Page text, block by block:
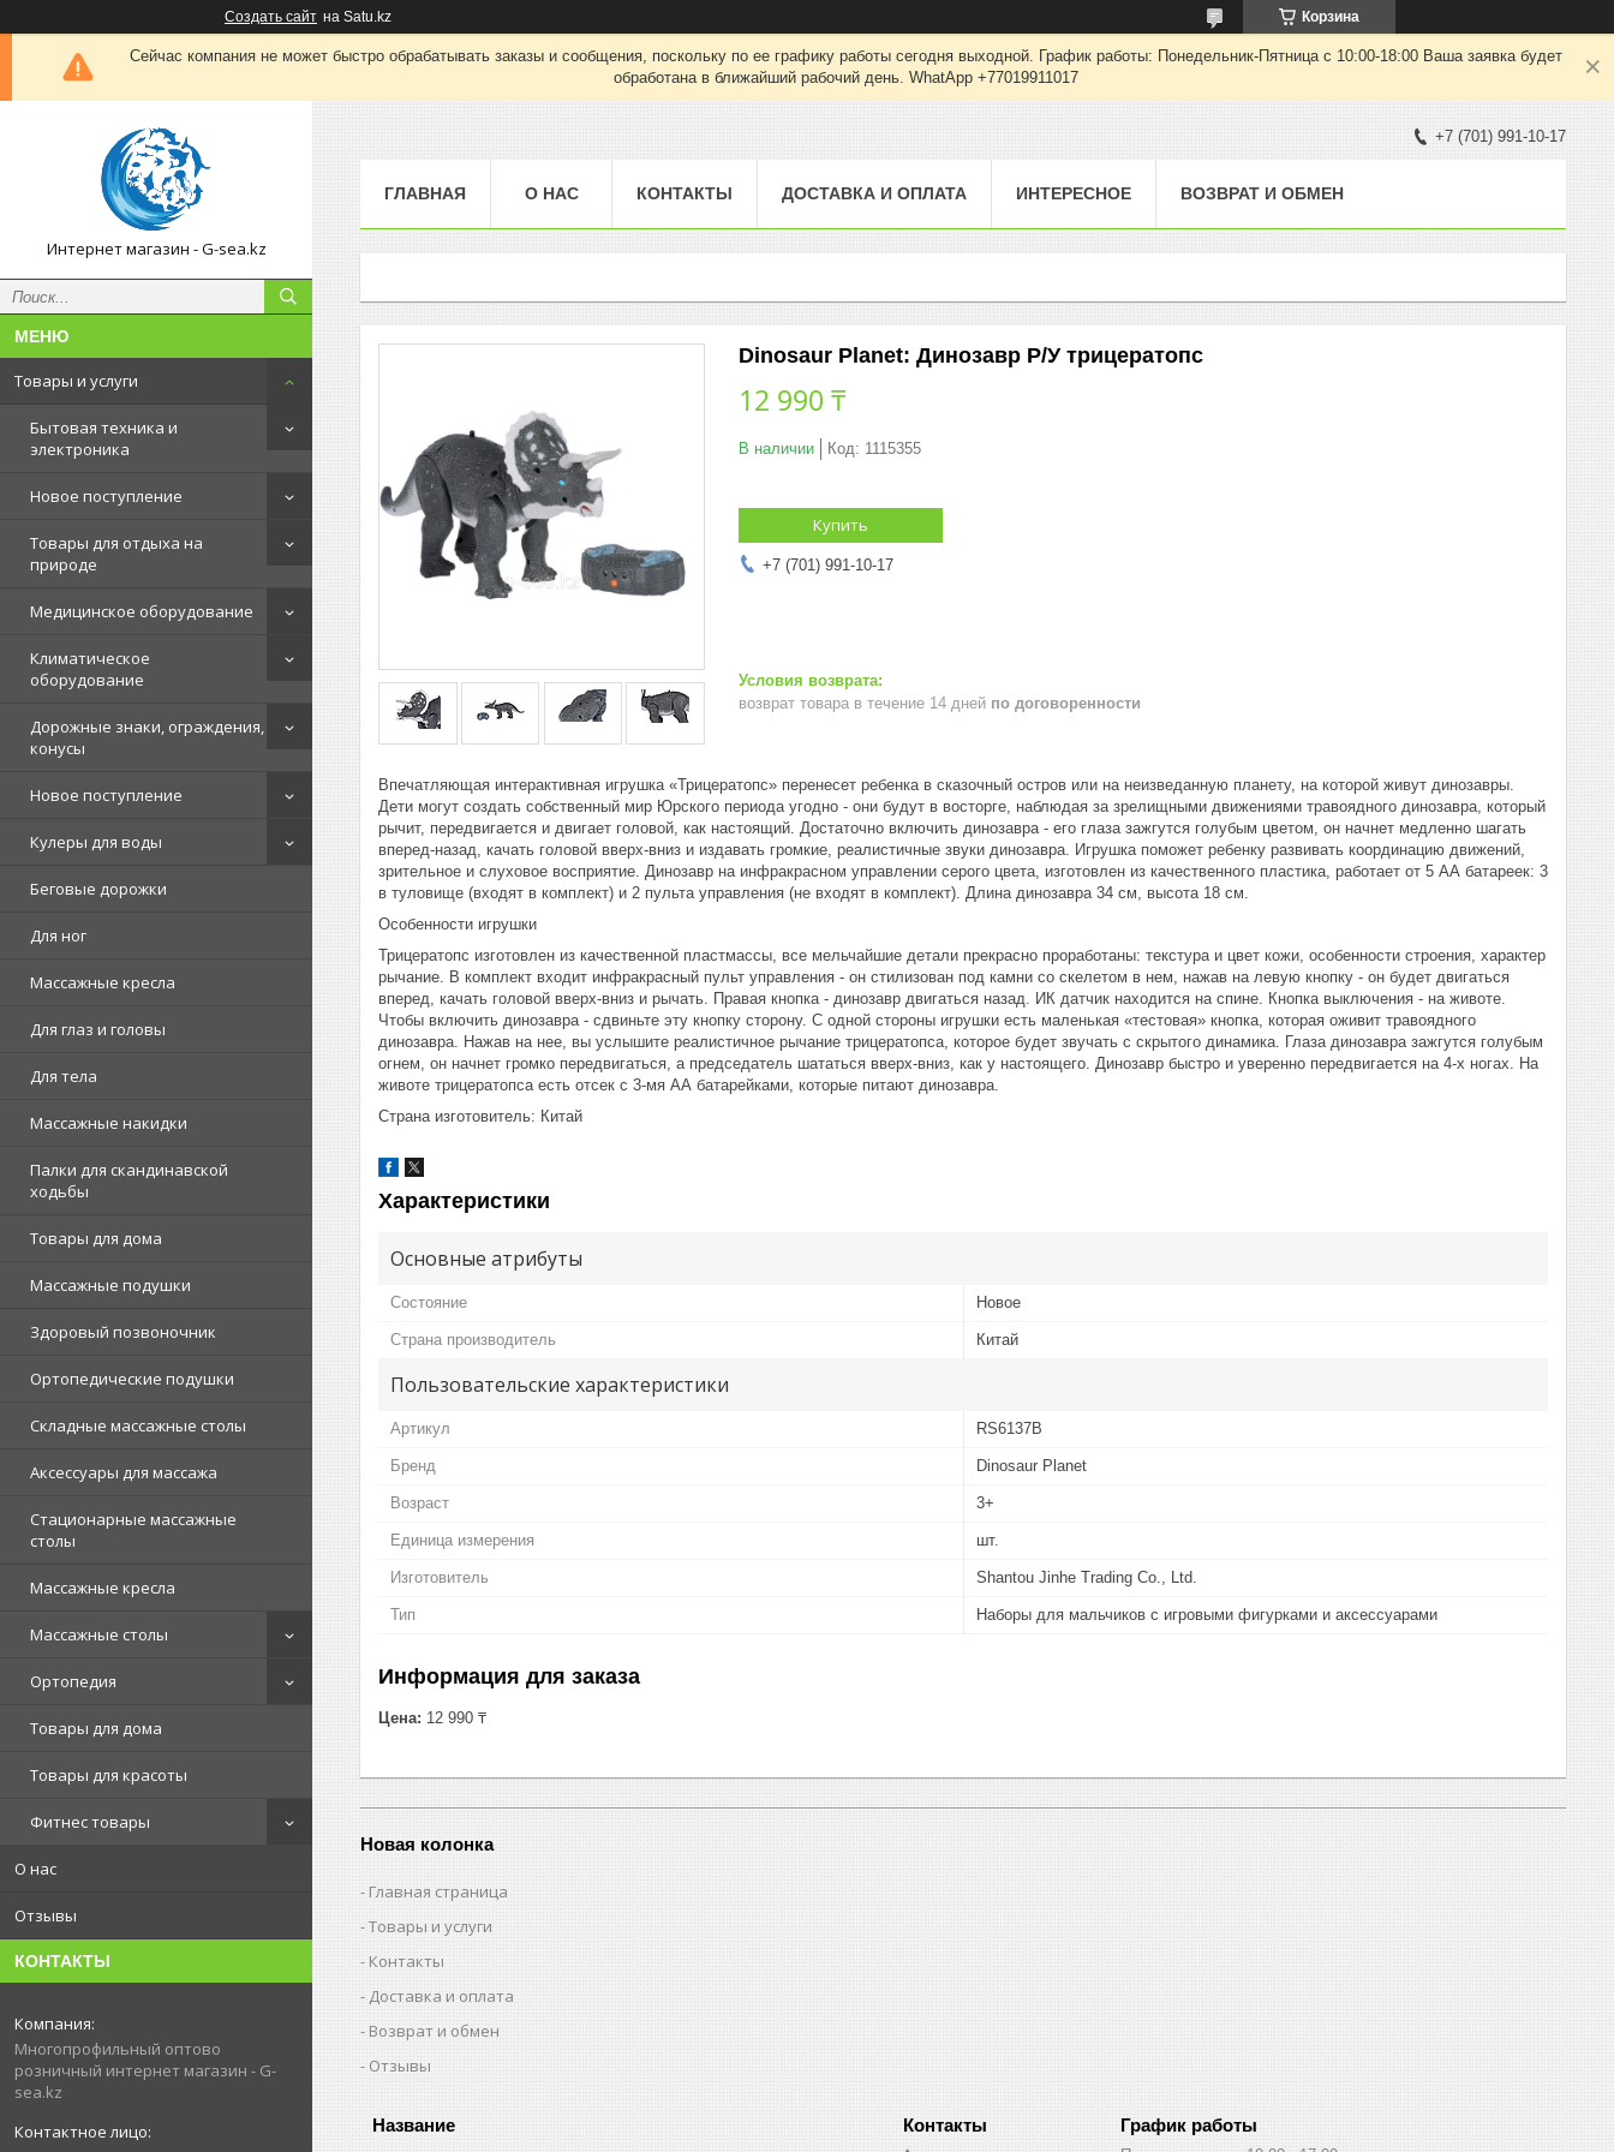
Создать сайт на Satu.kz Корзина
Сейчас компания не может быстро обрабатывать заказы и сообщения, поскольку по ее графику работы сегодня выходной. График работы: Понедельник-Пятница с 10:00-18:00 Ваша заявка будет
обработана в ближайший рабочий день. WhatApp +77019911017
Интернет магазин - G-sea.kz
Товары и услуги
Бытовая техника и
электроника
Новое поступление
Товары для отдыха на
природе
Медицинское оборудование
Климатическое
оборудование
Дорожные знаки, ограждения,
конусы
Новое поступление
Кулеры для воды
Беговые дорожки
Для ног
Массажные кресла
Для глаз и головы
Для тела
Массажные накидки
Палки для скандинавской
ходьбы
Товары для дома
Массажные подушки
Здоровый позвоночник
Ортопедические подушки
Складные массажные столы
Аксессуары для массажа
Стационарные массажные
столы
Массажные кресла
Массажные столы
Ортопедия
Товары для дома
Товары для красоты
Фитнес товары
О нас
Отзывы
КОНТАКТЫ
Многопрофильный оптово
розничный интернет магазин - G-
sea.kz
+7 (701) 991-10-17
ГЛАВНАЯ О НАС КОНТАКТЫ ДОСТАВКА И ОПЛАТА ИНТЕРЕСНОЕ ВОЗВРАТ И ОБМЕН
Dinosaur Planet: Динозавр Р/У трицератопс
12 990 ₸
В наличии Код: 1115355
Купить
+7 (701) 991-10-17
возврат товара в течение 14 дней по договоренности
Впечатляющая интерактивная игрушка «Трицератопс» перенесет ребенка в сказочный остров или на неизведанную планету, на которой живут динозавры.
Дети могут создать собственный мир Юрского периода угодно - они будут в восторге, наблюдая за зрелищными движениями травоядного динозавра, который
рычит, передвигается и двигает головой, как настоящий. Достаточно включить динозавра - его глаза зажгутся голубым цветом, он начнет медленно шагать
вперед-назад, качать головой вверх-вниз и издавать громкие, реалистичные звуки динозавра. Игрушка поможет ребенку развивать координацию движений,
зрительное и слуховое восприятие. Динозавр на инфракрасном управлении серого цвета, изготовлен из качественного пластика, работает от 5 АА батареек: 3
в туловище (входят в комплект) и 2 пульта управления (не входят в комплект). Длина динозавра 34 см, высота 18 см.
Особенности игрушки
Трицератопс изготовлен из качественной пластмассы, все мельчайшие детали прекрасно проработаны: текстура и цвет кожи, особенности строения, характер
рычание. В комплект входит инфракрасный пульт управления - он стилизован под камни со скелетом в нем, нажав на левую кнопку - он будет двигаться
вперед, качать головой вверх-вниз и рычать. Правая кнопка - динозавр двигаться назад. ИК датчик находится на спине. Кнопка выключения - на животе.
Чтобы включить динозавра - сдвиньте эту кнопку сторону. С одной стороны игрушки есть маленькая «тестовая» кнопка, которая оживит травоядного
динозавра. Нажав на нее, вы услышите реалистичное рычание трицератопса, которое будет звучать с скрытого динамика. Глаза динозавра зажгутся голубым
огнем, он начнет громко передвигаться, а председатель шататься вверх-вниз, как у настоящего. Динозавр быстро и уверенно передвигается на 4-х ногах. На
животе трицератопса есть отсек с 3-мя АА батарейками, которые питают динозавра.
Страна изготовитель: Китай
Характеристики
Основные атрибуты
Состояние Новое
Страна производитель Китай
Пользовательские характеристики
Артикул RS6137B
Бренд Dinosaur Planet
Возраст 3+
Единица измерения шт.
Изготовитель Shantou Jinhe Trading Co., Ltd.
Тип Наборы для мальчиков с игровыми фигурками и аксессуарами
Информация для заказа
Цена: 12 990 ₸
Новая колонка
Главная страница
Товары и услуги
Контакты
Доставка и оплата
Возврат и обмен
Отзывы
График работы